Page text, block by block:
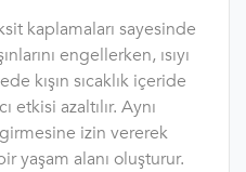
kaplamaları sayesinde
engellerken, ısıyı
kışın sıcaklık içeride
etkisi azaltılır. Aynı
izin vererek
yaşam alanı oluşturur.